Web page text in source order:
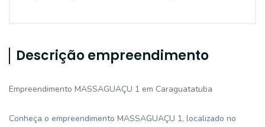
Descrição empreendimento
Empreendimento MASSAGUAÇU 1 em Caraguatatuba
Conheça o empreendimento MASSAGUAÇU 1, localizado no